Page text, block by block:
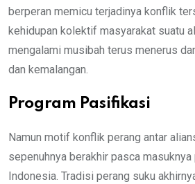
berperan memicu terjadinya konflik
kehidupan kolektif masyarakat suatu
mengalami musibah terus menerus
dan kemalangan.
Program Pasifikasi
Namun motif konflik perang antar
sepenuhnya berakhir pasca masuknya
Indonesia. Tradisi perang suku